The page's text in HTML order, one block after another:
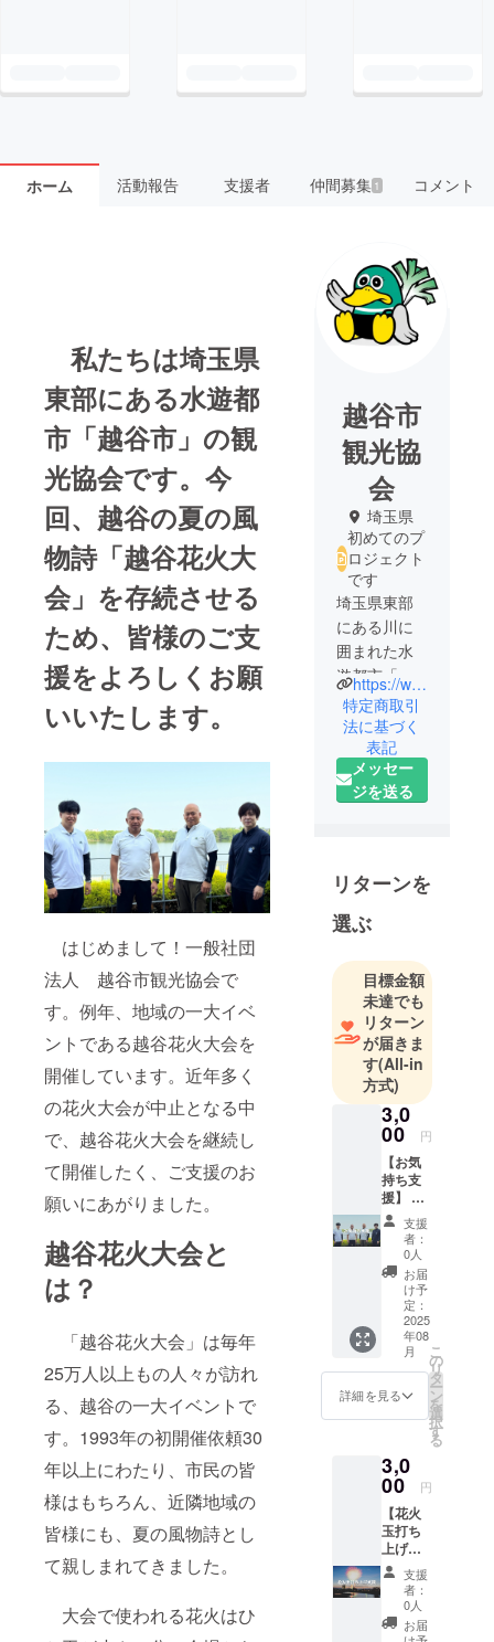
ホーム 活動報告 支援者 仲間募集 1 コメント
私たちは埼玉県
東部にある水遊都
市「越谷市」の観
光協会です。今
回、越谷の夏の風
物詩「越谷花火大
会」を存続させる
ため、皆様のご支
援をよろしくお願
いいたします。
はじめまして！一般社団
法人 越谷市観光協会で
す。例年、地域の一大イベ
ントである越谷花火大会を
開催しています。近年多く
の花火大会が中止となる中
で、越谷花火大会を継続し
て開催したく、ご支援のお
願いにあがりました。
越谷花火大会と
は？
「越谷花火大会」は毎年
25万人以上もの人々が訪れ
る、越谷の一大イベントで
す。1993年の初開催依頼30
年以上にわたり、市民の皆
様はもちろん、近隣地域の
皆様にも、夏の風物詩とし
て親しまれてきました。
大会で使われる花火はひ
越谷市
観光協
会
埼玉県
初めてのプ
ロジェクト
です
埼玉県東部
にある川に
囲まれた水
遊都市「越
谷市」の観
光協会で
す。毎年
「越谷花火
大会」を開
https://www.koshigaya-sightseeing.jp/
特定商取引
法に基づく
表記
メッセー
ジを送る
リターンを
選ぶ
目標金額
未達でも
リターン
が届きま
す(All-in
方式)
3,0
00 円
【お気
持ち支
援】 大
会終了
後、感
謝の気
持ちを
込めて
お礼の
メッ
セージ
をお送
りしま
す。 ※
メッ
セージ
は金額
を問わ
ず同じ
となり
ます。
※自治体
版クラ
ウド
ファン
ディン
支援
者：
0人
お届
け予
定：
2025
年08
月
詳細を見る
こ
の
リ
タ
ー
ン
を
選
択
す
る
3,0
00 円
【花火
玉打ち
上げ支
援】本
リター
ンは、
花火大
会当
支援
者：
0人
お届